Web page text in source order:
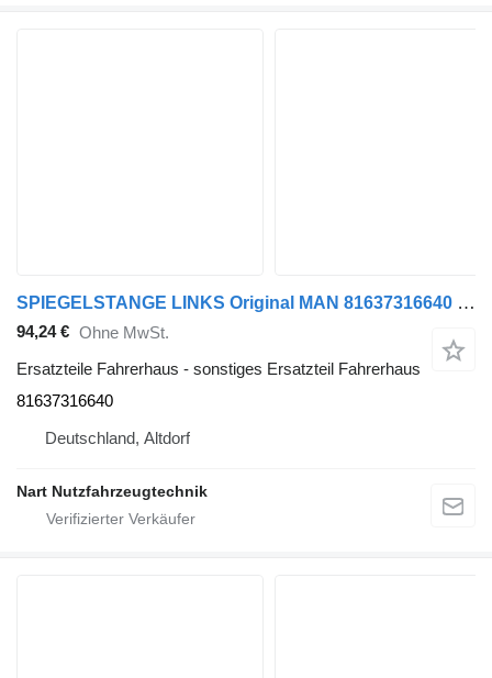
SPIEGELSTANGE LINKS Original MAN 81637316640 für MAN TGX Sattelzugmaschine
94,24 € Ohne MwSt.
Ersatzteile Fahrerhaus - sonstiges Ersatzteil Fahrerhaus
81637316640
Deutschland, Altdorf
Nart Nutzfahrzeugtechnik